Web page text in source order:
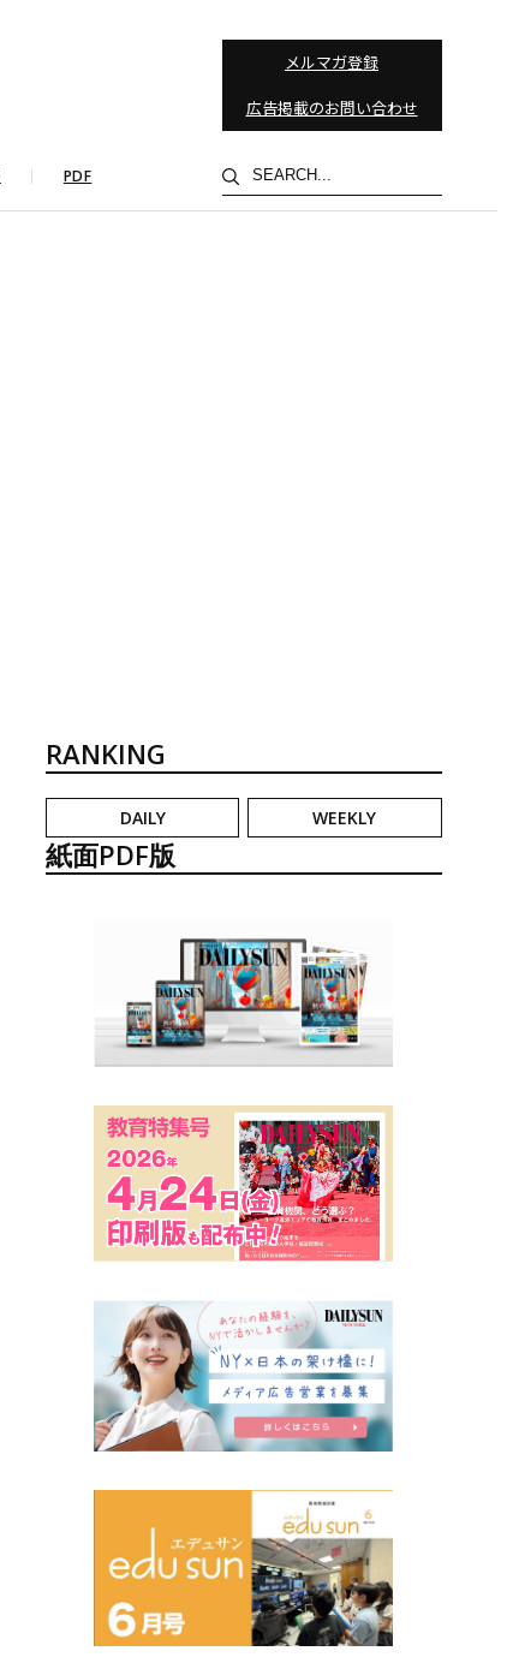
メルマガ登録
広告掲載のお問い合わせ
PDF
検
索
RANKING
DAILY WEEKLY
紙面PDF版